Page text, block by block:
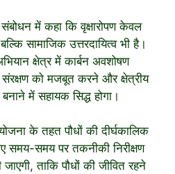
में कहा कि वृक्षारोपण केवल
सामाजिक उत्तरदायित्व भी है।
क्षेत्र में कार्बन अवशोषण
संरक्षण को मजबूत करने और क्षेत्रीय
में सहायक सिद्ध होगा।
के तहत पौधों की दीर्घकालिक
समय-समय पर तकनीकी निरीक्षण
ताकि पौधों की जीवित रहने